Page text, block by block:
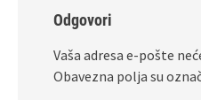
Odgovori
Vaša adresa e-pošte
Obavezna polja su